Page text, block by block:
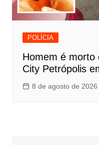
POLÍCIA
Homem é morto
City Petrópolis
8 de agosto de 2026